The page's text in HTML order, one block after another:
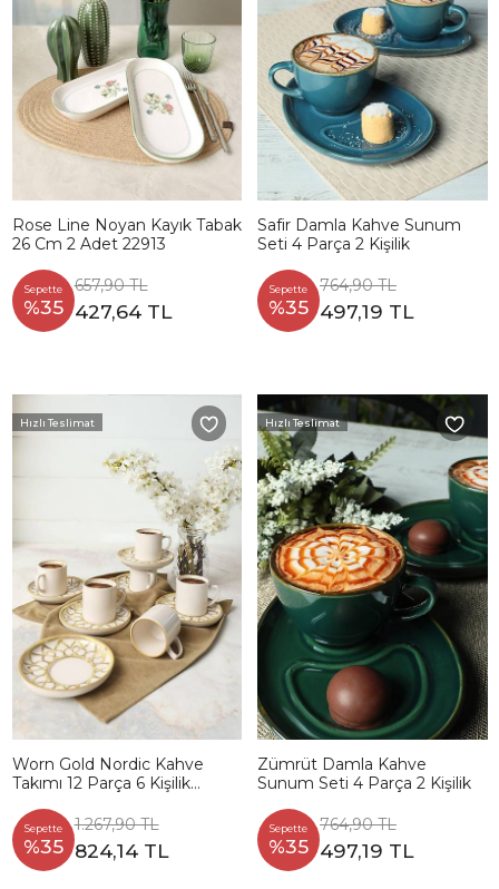
Rose Line Noyan Kayık Tabak
26 Cm 2 Adet 22913
Sepette
%35
657,90 TL
427,64 TL
Safir Damla Kahve Sunum
Seti 4 Parça 2 Kişilik
Sepette
%35
764,90 TL
497,19 TL
Hızlı Teslimat
Worn Gold Nordic Kahve
Takımı 12 Parça 6 Kişilik
Sepette
%35
1.267,90 TL
824,14 TL
Hızlı Teslimat
Zümrüt Damla Kahve
Sunum Seti 4 Parça 2 Kişilik
Sepette
%35
764,90 TL
497,19 TL